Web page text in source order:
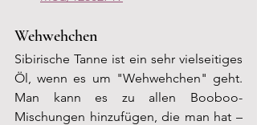
Wehwehchen
Sibirische Tanne ist ein sehr vielseitiges
Öl, wenn es um "Wehwehchen" geht.
Man kann es zu allen Booboo-
Mischungen hinzufügen, die man hat –